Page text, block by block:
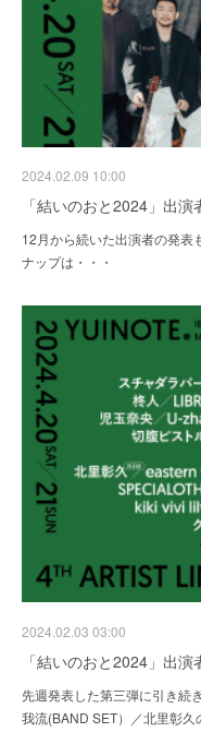
2024.02.09 10:00
「結いのおと2024」出演
12月から続いた出演者の発表
ナップは・・・
2024.02.03 03:00
「結いのおと2024」出演
先週発表した第三弾に引き続
我流(BAND SET）／北里彰久